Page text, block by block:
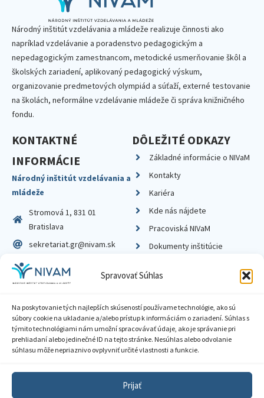
Spravovať Súhlas
Na poskytovanie tých najlepších skúseností používame technológie, ako sú
súbory cookie na ukladanie a/alebo prístup k informáciám o zariadení. Súhlas s
týmito technológiami nám umožní spracovávať údaje, ako je správanie pri
prehliadaní alebo jedinečné ID na tejto stránke. Nesúhlas alebo odvolanie
súhlasu môže nepriaznivo ovplyvniť určité vlastnosti a funkcie.
Prijať
Národný inštitút vzdelávania a mládeže realizuje činnosti ako
napríklad vzdelávanie a poradenstvo pedagogickým a
nepedagogickým zamestnancom, metodické usmerňovanie škôl a
školských zariadení, aplikovaný pedagogický výskum,
organizovanie predmetových olympiád a súťaží, externé testovanie
na školách, neformálne vzdelávanie mládeže či správa knižničného
fondu.
KONTAKTNÉ
INFORMÁCIE
Národný inštitút vzdelávania a
mládeže
Stromová 1, 831 01
Bratislava
sekretariat.gr@nivam.sk
IČO: 00164348
DIČ: 2020798714
DÔLEŽITÉ ODKAZY
Základné informácie o NIVaM
Kontakty
Kariéra
Kde nás nájdete
Pracoviská NIVaM
Dokumenty inštitúcie
Zásady ochrany súkromia
Sprístupnenie informácií